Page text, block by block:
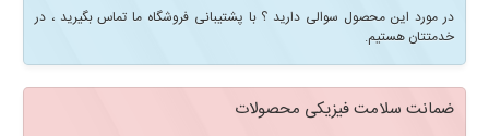
در مورد این محصول سوالی دارید ؟ با پشتیبانی فروشگاه ما تماس بگیرید ، در
خدمتتان هستیم.
ضمانت سلامت فیزیکی محصولات